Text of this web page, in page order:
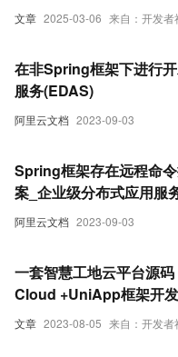
文章 2025-03-06 来自：开发者
阿里云文档 2023-09-03
在非Spring框架下进行
服务(EDAS)
阿里云文档 2023-09-03
Spring框架存在远程命
案_企业级分布式应用服
文章 2023-08-05 来自：开发者
一套智慧工地云平台源
Cloud +UniApp框架开
控、劳务实名制、环境监